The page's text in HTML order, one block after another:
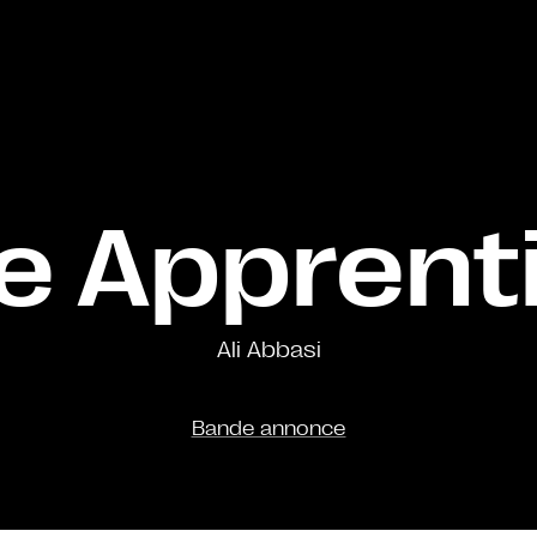
Ali Abbasi
Bande annonce